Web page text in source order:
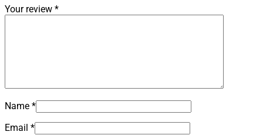
Your review *
Name *
Email *